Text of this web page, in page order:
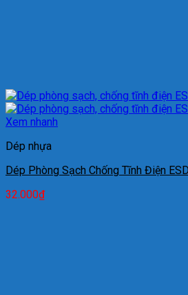
Xem nhanh
Dép nhựa
Dép Phòng Sạch Chống Tĩnh Điện
32.000₫